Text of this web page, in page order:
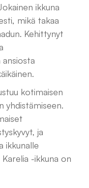
ikkuna
mikä takaa
Kehittynyt
ansiosta
kotimaisen
yhdistämiseen.
ja
ikkunalle
-ikkuna on